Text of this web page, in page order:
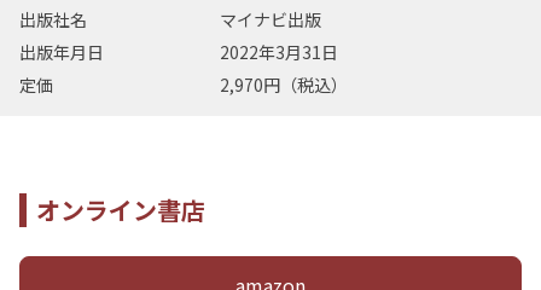
出版社名
マイナビ出版
出版年月日
2022年3月31日
定価
2,970円（税込）
オンライン書店